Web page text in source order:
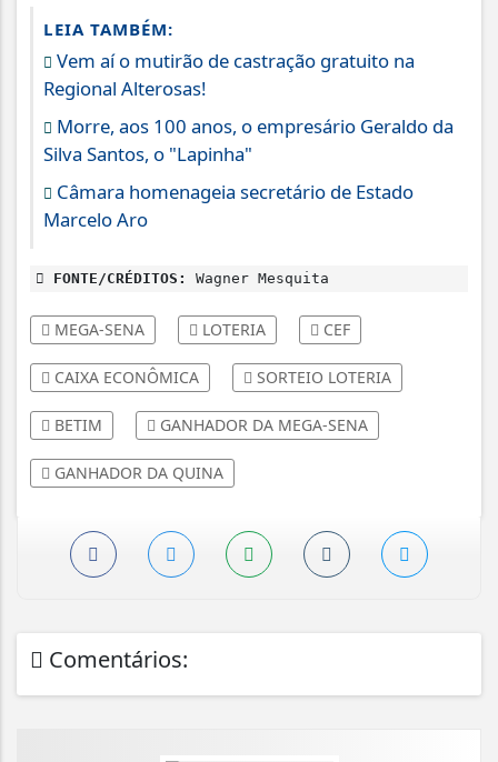
LEIA TAMBÉM:
Vem aí o mutirão de castração gratuito na
Regional Alterosas!
Morre, aos 100 anos, o empresário Geraldo da
Silva Santos, o "Lapinha"
Câmara homenageia secretário de Estado
Marcelo Aro
FONTE/CRÉDITOS: Wagner Mesquita
MEGA-SENA LOTERIA CEF
CAIXA ECONÔMICA SORTEIO LOTERIA
BETIM GANHADOR DA MEGA-SENA
GANHADOR DA QUINA
Comentários: